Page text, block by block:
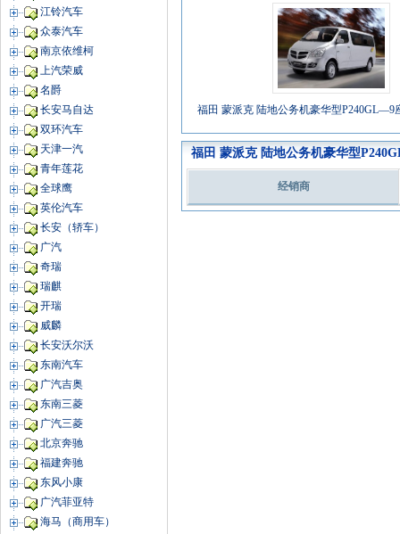
福田 蒙派克 陆地公务机豪华型P240GL—9
福田 蒙派克 陆地公务机豪华型
经销商
江铃汽车
众泰汽车
南京依维柯
上汽荣威
名爵
长安马自达
双环汽车
天津一汽
青年莲花
全球鹰
英伦汽车
长安（轿车）
广汽
奇瑞
瑞麒
开瑞
威麟
长安沃尔沃
东南汽车
广汽吉奥
东南三菱
广汽三菱
北京奔驰
福建奔驰
东风小康
广汽菲亚特
海马（商用车）